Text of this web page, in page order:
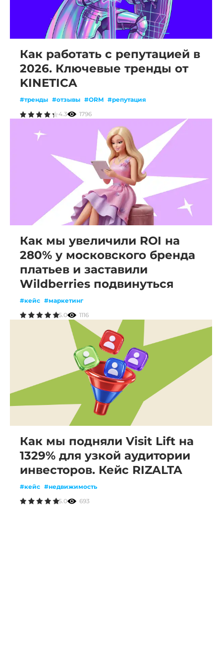
Как работать с репутацией в
2026. Ключевые тренды от
KINETICA
#тренды #отзывы #ORM #репутация
4.3
1796
Как мы увеличили ROI на
280% у московского бренда
платьев и заставили
Wildberries подвинуться
#кейс #маркетинг
5.0
1116
Как мы подняли Visit Lift на
1329% для узкой аудитории
инвесторов. Кейс RIZALTA
#кейс #недвижимость
5.0
693